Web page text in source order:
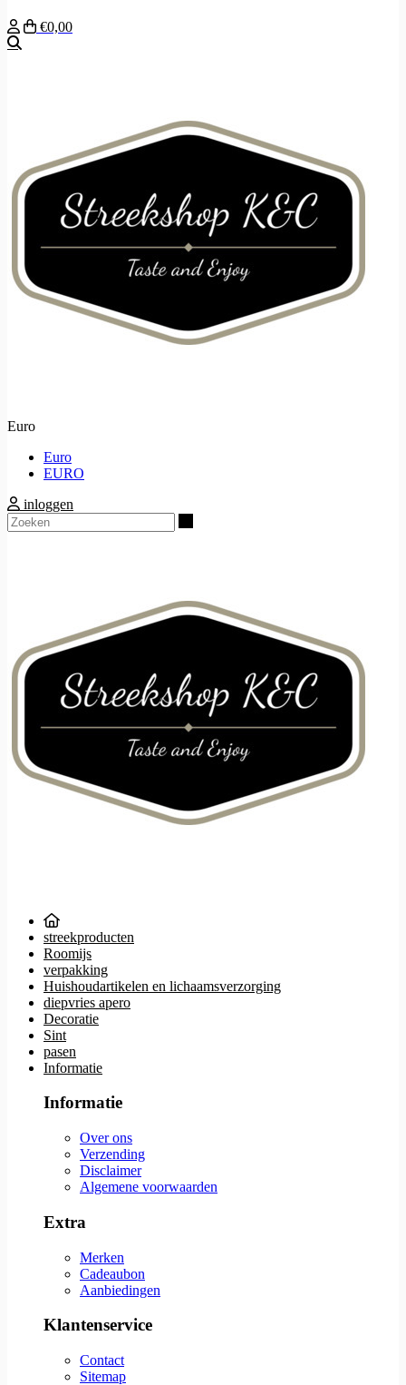
€0,00
Euro
Euro
EURO
inloggen
streekproducten
Roomijs
verpakking
Huishoudartikelen en lichaamsverzorging
diepvries apero
Decoratie
Sint
pasen
Informatie
Informatie
Over ons
Verzending
Disclaimer
Algemene voorwaarden
Extra
Merken
Cadeaubon
Aanbiedingen
Klantenservice
Contact
Sitemap